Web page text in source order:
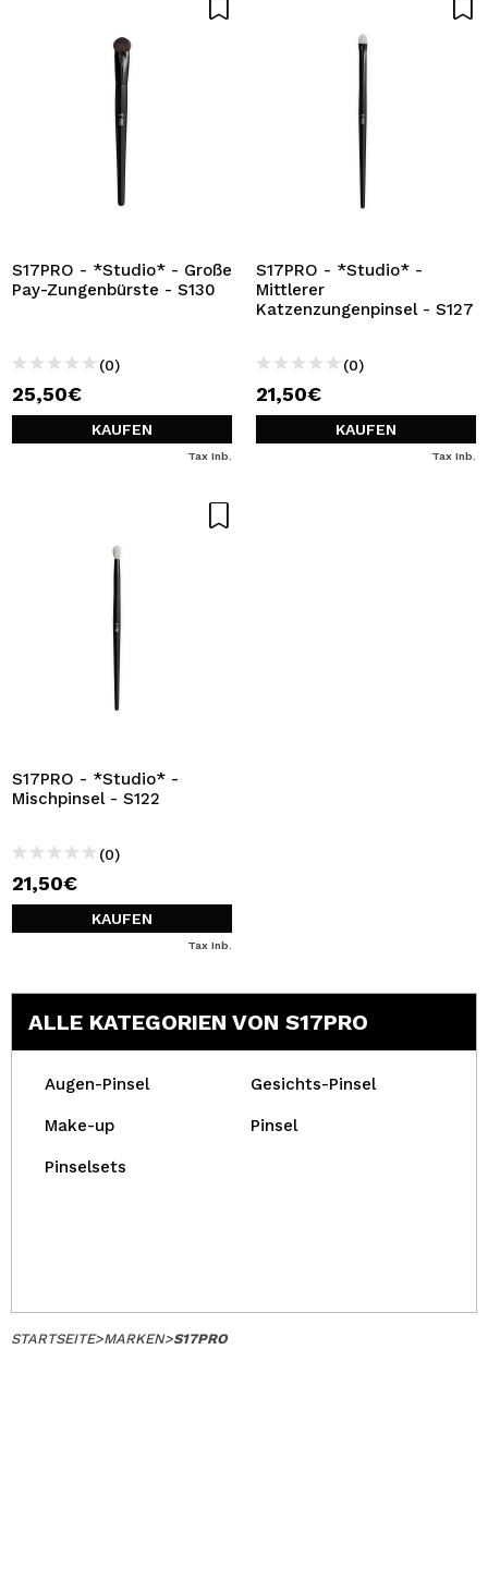
S17PRO - *Studio* - Große
Pay-Zungenbürste - S130
(0)
25,50€
KAUFEN
Tax Inb.
S17PRO - *Studio* -
Mittlerer
Katzenzungenpinsel - S127
(0)
21,50€
KAUFEN
Tax Inb.
S17PRO - *Studio* -
Mischpinsel - S122
(0)
21,50€
KAUFEN
Tax Inb.
ALLE KATEGORIEN VON S17PRO
Augen-Pinsel Gesichts-Pinsel
Make-up Pinsel
Pinselsets
STARTSEITE>MARKEN>S17PRO